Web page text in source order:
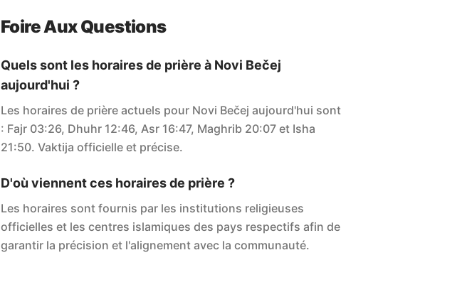
Foire Aux Questions
Quels sont les horaires de prière à Novi Bečej
aujourd'hui ?
Les horaires de prière actuels pour Novi Bečej aujourd'hui sont
: Fajr 03:26, Dhuhr 12:46, Asr 16:47, Maghrib 20:07 et Isha
21:50. Vaktija officielle et précise.
D'où viennent ces horaires de prière ?
Les horaires sont fournis par les institutions religieuses
officielles et les centres islamiques des pays respectifs afin de
garantir la précision et l'alignement avec la communauté.